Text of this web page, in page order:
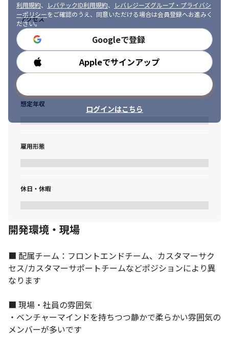
コミュニケーションを大切にしています。
サービスを良くするために本気で取り組んでいます。
利用規約、 レバテックID利用規約、
レバレジーズグループ・プライバシ
ーポリシーをご確認のうえ、同意いただける場合は会員登録へお進みく
ださい。
Googleで登録
Appleでサインアップ
ログインはこちら
アクセス
勤務時間
想定年収
雇用形態
休日・休暇
開発環境・現場
■ 配属チーム：フロントエンドチーム、カスタマーサク
セス/カスタマーサポートチームなどポジションにより異
なります
■ 現場・社員の雰囲気
・ベンチャーマインドを持ちつつ静かで柔らかい雰囲気の
メンバーが多いです